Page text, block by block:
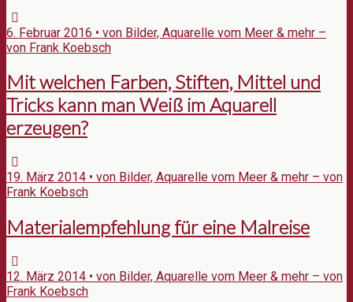
6. Februar 2016 • von Bilder, Aquarelle vom Meer & mehr –
von Frank Koebsch
Mit welchen Farben, Stiften, Mittel und
Tricks kann man Weiß im Aquarell
erzeugen?
19. März 2014 • von Bilder, Aquarelle vom Meer & mehr – von
Frank Koebsch
Materialempfehlung für eine Malreise
12. März 2014 • von Bilder, Aquarelle vom Meer & mehr – von
Frank Koebsch